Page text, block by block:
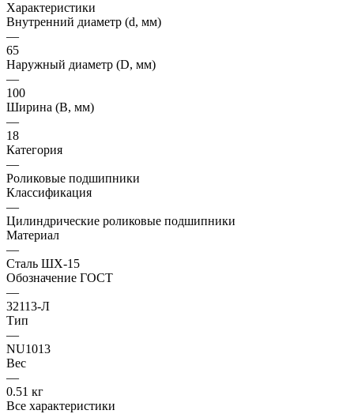
Характеристики
Внутренний диаметр (d, мм)
—
65
Наружный диаметр (D, мм)
—
100
Ширина (B, мм)
—
18
Категория
—
Роликовые подшипники
Классификация
—
Цилиндрические роликовые подшипники
Материал
—
Сталь ШХ-15
Обозначение ГОСТ
—
32113-Л
Тип
—
NU1013
Вес
—
0.51 кг
Все характеристики